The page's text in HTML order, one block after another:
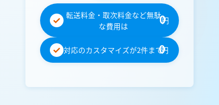
転送料金・取次料金など無駄
な費用は
0円
対応のカスタマイズが2件まで0円